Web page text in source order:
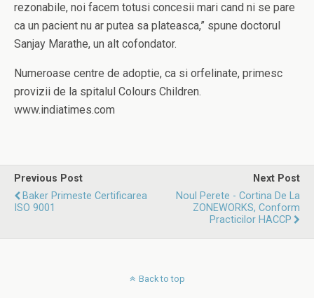
rezonabile, noi facem totusi concesii mari cand ni se pare
ca un pacient nu ar putea sa plateasca,” spune doctorul
Sanjay Marathe, un alt cofondator.
Numeroase centre de adoptie, ca si orfelinate, primesc
provizii de la spitalul Colours Children.
www.indiatimes.com
Previous Post
Baker Primeste Certificarea
ISO 9001
Next Post
Noul Perete - Cortina De La
ZONEWORKS, Conform
Practicilor HACCP
Back to top